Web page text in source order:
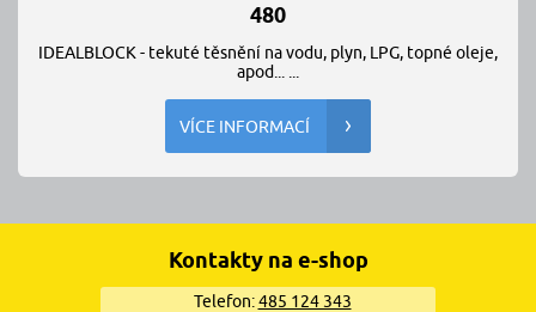
480
IDEALBLOCK - tekuté těsnění na vodu, plyn, LPG, topné oleje,
apod... ...
VÍCE INFORMACÍ
Kontakty na e-shop
Telefon:485 124 343